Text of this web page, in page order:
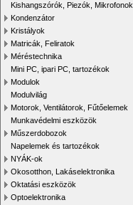
Kishangszórók, Piezók, Mikrofonok
Kondenzátor
Kristályok
Matricák, Feliratok
Méréstechnika
Mini PC, ipari PC, tartozékok
Modulok
Modulvilág
Motorok, Ventilátorok, Fűtőelemek
Munkavédelmi eszközök
Műszerdobozok
Napelemek és tartozékok
NYÁK-ok
Okosotthon, Lakáselektronika
Oktatási eszközök
Optoelektronika